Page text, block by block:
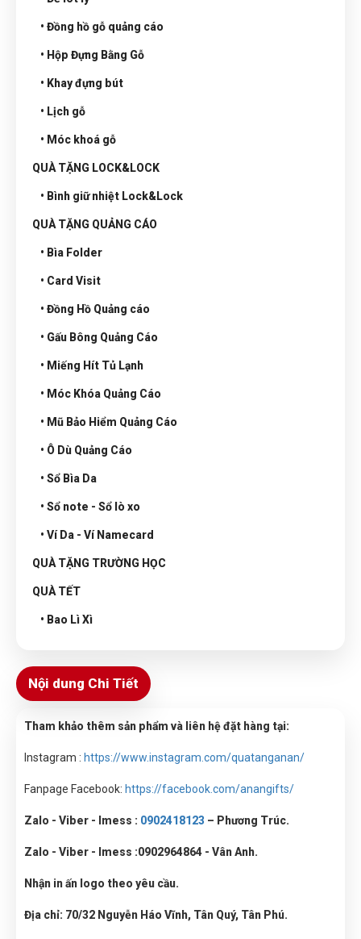
• Đồng hồ gỗ quảng cáo
• Hộp Đựng Bằng Gỗ
• Khay đựng bút
• Lịch gỗ
• Móc khoá gỗ
QUÀ TẶNG LOCK&LOCK
• Bình giữ nhiệt Lock&Lock
QUÀ TẶNG QUẢNG CÁO
• Bìa Folder
• Card Visit
• Đồng Hồ Quảng cáo
• Gấu Bông Quảng Cáo
• Miếng Hít Tủ Lạnh
• Móc Khóa Quảng Cáo
• Mũ Bảo Hiểm Quảng Cáo
• Ô Dù Quảng Cáo
• Sổ Bìa Da
• Sổ note - Sổ lò xo
• Ví Da - Ví Namecard
QUÀ TẶNG TRƯỜNG HỌC
QUÀ TẾT
• Bao Lì Xì
Nội dung Chi Tiết
Tham khảo thêm sản phẩm và liên hệ đặt hàng tại:
Instagram : https://www.instagram.com/quatanganan/
Fanpage Facebook: https://facebook.com/anangifts/
Zalo - Viber - Imess : 0902418123 – Phương Trúc.
Zalo - Viber - Imess :0902964864 - Vân Anh.
Nhận in ấn logo theo yêu cầu.
Địa chỉ: 70/32 Nguyễn Háo Vĩnh, Tân Quý, Tân Phú.